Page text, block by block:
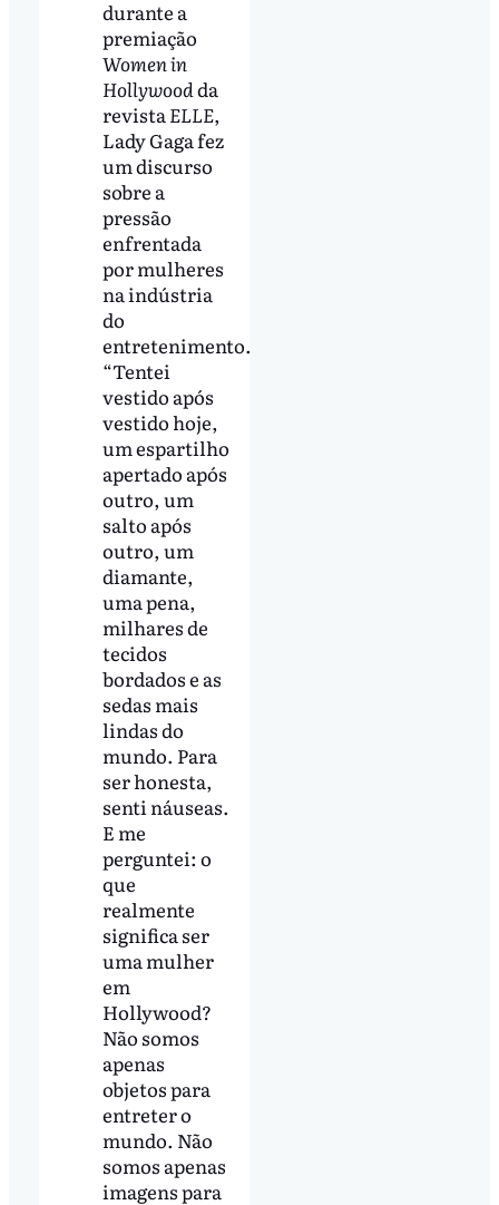
durante a
premiação
Women in
Hollywoodda
revista ELLE,
Lady Gaga fez
um discurso
sobre a
pressão
enfrentada
por mulheres
na indústria
do
entretenimento.
“Tentei
vestido após
vestido hoje,
um espartilho
apertado após
outro, um
salto após
outro, um
diamante,
uma pena,
milhares de
tecidos
bordados e as
sedas mais
lindas do
mundo. Para
ser honesta,
senti náuseas.
E me
perguntei: o
que
realmente
significa ser
uma mulher
em
Hollywood?
Não somos
apenas
objetos para
entreter o
mundo. Não
somos apenas
imagens para